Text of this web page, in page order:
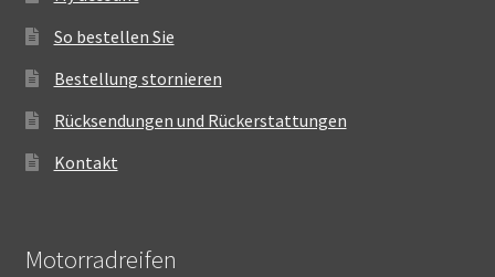
So bestellen Sie
Bestellung stornieren
Rücksendungen und Rückerstattungen
Kontakt
Motorradreifen